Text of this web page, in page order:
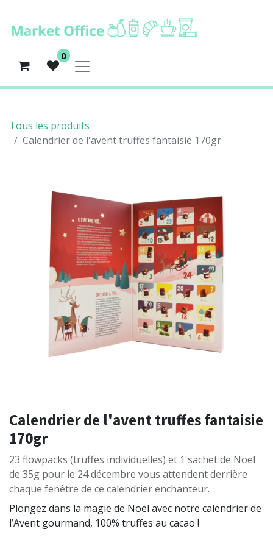
0
Tous les produits
Calendrier de l'avent truffes fantaisie 170gr
Calendrier de l'avent truffes fantaisie
170gr
23 flowpacks (truffes individuelles) et 1 sachet de Noël
de 35g pour le 24 décembre vous attendent derrière
chaque fenêtre de ce calendrier enchanteur.
Plongez dans la magie de Noël avec notre calendrier de
l’Avent gourmand, 100% truffes au cacao !